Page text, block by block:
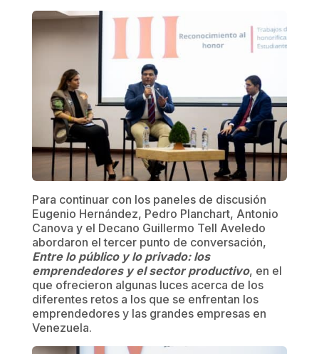
Para continuar con los paneles de discusión
Eugenio Hernández, Pedro Planchart, Antonio
Canova y el Decano Guillermo Tell Aveledo
abordaron el tercer punto de conversación,
Entre lo público y lo privado: los
emprendedores y el sector productivo, en el
que ofrecieron algunas luces acerca de los
diferentes retos a los que se enfrentan los
emprendedores y las grandes empresas en
Venezuela.